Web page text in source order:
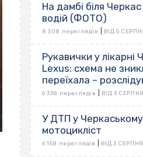
На дамбі біля
водій (ФОТО)
8 308 переглядів ВІД 5
Рукавички у лікарні
Lexus: схема не
переїхала –
6 338 переглядів ВІД 3
У ДТП у Черкаському
мотоцикліст
6 158 переглядів ВІД 3